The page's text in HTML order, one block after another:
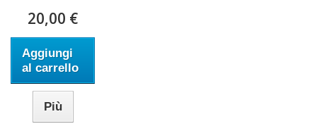
20,00 €
Aggiungi
al carrello
Più